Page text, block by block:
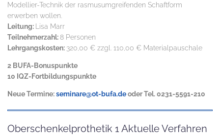
Modellier-Technik der rasmusumgreifenden Schaftform
erwerben wollen.
Leitung: Lisa Marr
Teilnehmerzahl:8 Personen
Lehrgangskosten: 320,00 € zzgl. 110,00 € Materialpauschale
2 BUFA-Bonuspunkte
10 IQZ-Fortbildungspunkte
Neue Termine:seminare@ot-bufa.deoder Tel. 0231-5591-210
Oberschenkelprothetik 1 Aktuelle Verfahren